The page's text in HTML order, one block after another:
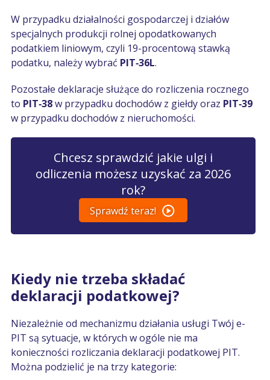
W przypadku działalności gospodarczej i działów
specjalnych produkcji rolnej opodatkowanych
podatkiem liniowym, czyli 19-procentową stawką
podatku, należy wybrać PIT‑36L.
Pozostałe deklaracje służące do rozliczenia rocznego
to PIT‑38w przypadku dochodów z giełdy oraz PIT‑39
w przypadku dochodów z nieruchomości.
Chcesz sprawdzić jakie ulgi i
odliczenia możesz uzyskać za 2026
rok?
Sprawdź teraz!
Kiedy nie trzeba składać
deklaracji podatkowej?
Niezależnie od mechanizmu działania usługi Twój e-
PIT są sytuacje, w których w ogóle nie ma
konieczności rozliczania deklaracji podatkowej PIT.
Można podzielić je na trzy kategorie: